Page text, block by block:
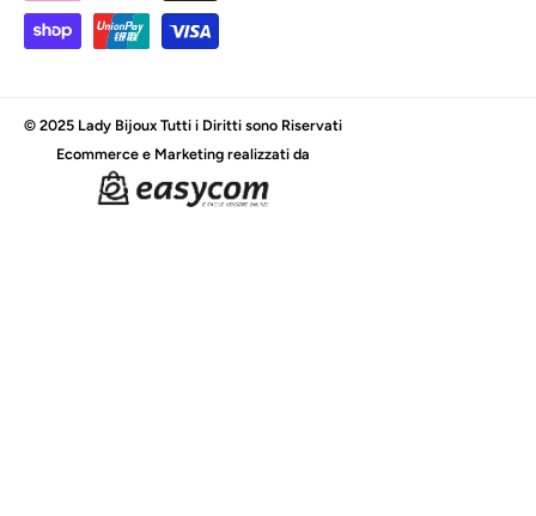
© 2025 Lady Bijoux Tutti i Diritti sono Riservati
Ecommerce e Marketing realizzati da